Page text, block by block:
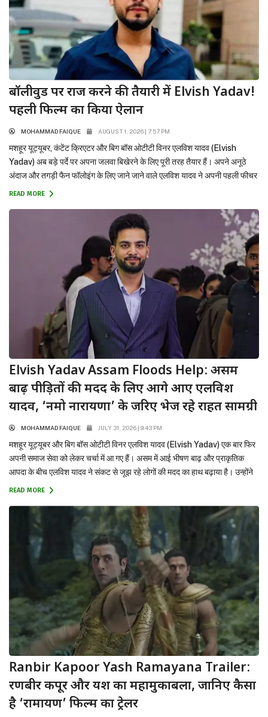
बॉलीवुड पर राज करने की तैयारी में Elvish Yadav!
पहली फिल्म का किया ऐलान
MOHAMMAD FAIQUE AUGUST 1, 2026 | 7:57 PM
मशहूर यूट्यूबर, कंटेंट क्रिएटर और बिग बॉस ओटीटी विनर एलविश यादव (Elvish
Yadav) अब बड़े पर्दे पर अपना जलवा बिखेरने के लिए पूरी तरह तैयार हैं। अपने अनूठे
अंदाज और तगड़ी फैन फॉलोइंग के लिए जाने जाने वाले एलविश यादव ने अपनी पहली फीचर
फिल्म (Debut Film) का आधिकारिक तौर पर ऐलान कर दिया है।...
READ MORE
Elvish Yadav Assam Floods Help: असम
बाढ़ पीड़ितों की मदद के लिए आगे आए एलविश
यादव, ‘नमो नारायणा’ के जरिए भेज रहे राहत सामग्री
MOHAMMAD FAIQUE JULY 31, 2026 | 9:43 PM
मशहूर यूट्यूबर और बिग बॉस ओटीटी विनर एलविश यादव (Elvish Yadav) एक बार फिर
अपनी समाज सेवा को लेकर चर्चा में आ गए हैं। असम में आई भीषण बाढ़ और प्राकृतिक
आपदा के बीच एलविश यादव ने संकट से जूझ रहे लोगों की मदद का हाथ बढ़ाया है। उन्होंने
अपने आधिकारिक सोशल मीडिया हैंडल के...
READ MORE
Ranbir Kapoor Yash Ramayana Trailer:
रणबीर कपूर और यश का महामुकाबला, जानिए कैसा
है ‘रामायण’ फिल्म का ट्रेलर